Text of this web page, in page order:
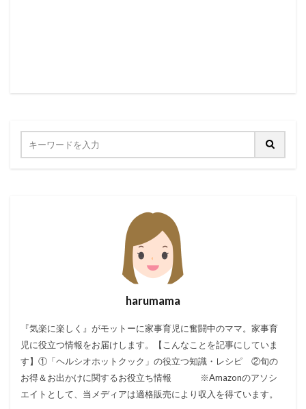
harumama
『気楽に楽しく』がモットーに家事育児に奮闘中のママ。家事育
児に役立つ情報をお届けします。【こんなことを記事にしていま
す】①「ヘルシオホットクック」の役立つ知識・レシピ ②旬の
お得＆お出かけに関するお役立ち情報 ※Amazonのアソシ
エイトとして、当メディアは適格販売により収入を得ています。